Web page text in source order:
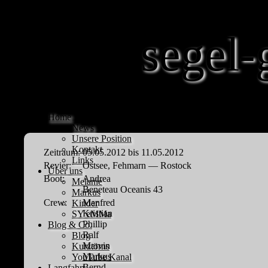
Home
News
Unsere Position
Kontakt
Links
Über uns
Melanie
Markus
Kinder
SY eMMa
Blog & Co.
Blog
Kurztörns
YouTube Kanal
Zeitraum: 05.05.2012 bis 11.05.2012
Revier:
Ostsee, Fehmarn — Rostock
Boot:
Andrea
Beneteau Oceanis 43
Crew:
Manfred
Kristian
Phillip
Ralf
Marvin
Markus